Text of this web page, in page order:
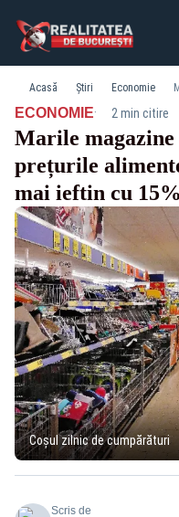
Acasă Știri Economie
ECONOMIE· 2 min citire
Marile
prețurile
mai ieftin cu 15%
Coșul zilnic de cumpărături
Scris de